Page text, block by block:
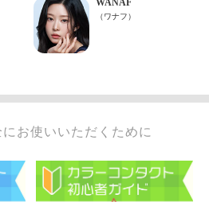
お使いいただくために